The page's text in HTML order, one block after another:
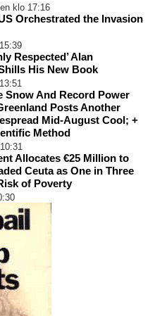
klo 17:16
Orchestrated the Invasion
Respected’ Alan
His New Book
And Record Power
Posts Another
Mid-August Cool; +
Method
Allocates €25 Million to
Ceuta as One in Three
of Poverty